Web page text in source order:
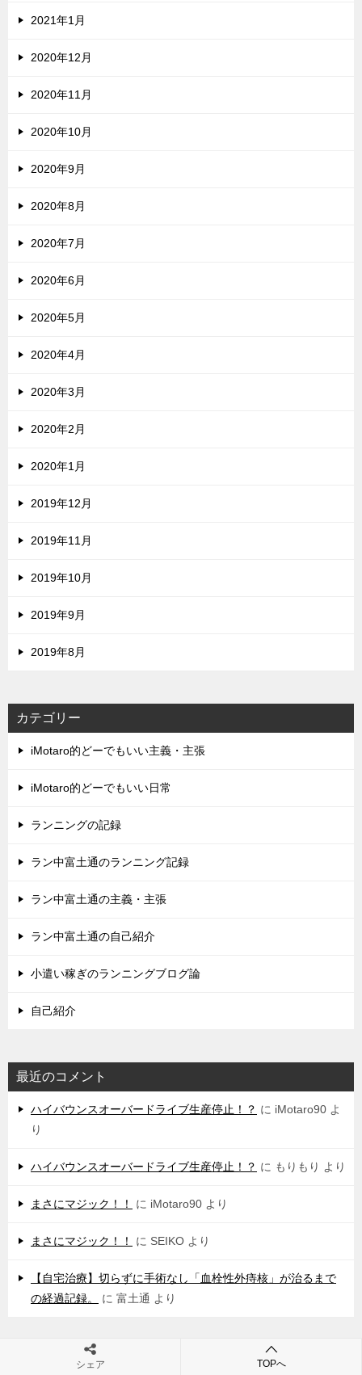
2021年1月
2020年12月
2020年11月
2020年10月
2020年9月
2020年8月
2020年7月
2020年6月
2020年5月
2020年4月
2020年3月
2020年2月
2020年1月
2019年12月
2019年11月
2019年10月
2019年9月
2019年8月
カテゴリー
iMotaro的どーでもいい主義・主張
iMotaro的どーでもいい日常
ランニングの記録
ラン中富土通のランニング記録
ラン中富土通の主義・主張
ラン中富土通の自己紹介
小遣い稼ぎのランニングブログ論
自己紹介
最近のコメント
ハイバウンスオーバードライブ生産停止！？ に iMotaro90 よ
り
ハイバウンスオーバードライブ生産停止！？ に もりもり より
まさにマジック！！ に iMotaro90 より
まさにマジック！！ に SEIKO より
【自宅治療】切らずに手術なし「血栓性外痔核」が治るまで
の経過記録。
に 富土通 より
シェア TOPへ